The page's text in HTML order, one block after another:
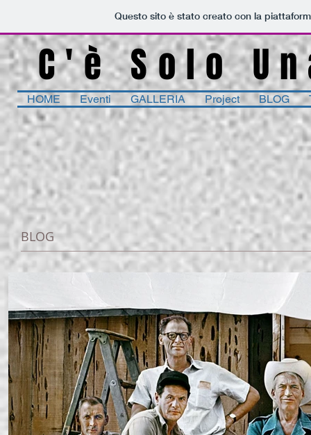
Questo sito è stato creato con la
C'è Solo
HOME Eventi GALLERIA Project BLOG
BLOG